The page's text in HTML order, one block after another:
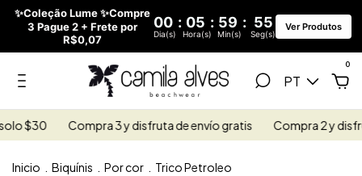
✨Coleção Lume ✨Compre
3 Pague 2 + Frete por
R$0,07
00 : 05 : 59 : 55
Dia(s) Hora(s) Min(s) Seg(s)
Ver Produtos
PT
0
$30 Compra 3 y disfruta de envío gratis Compra 2 y
Inicio Biquínis Por cor Trico Petroleo